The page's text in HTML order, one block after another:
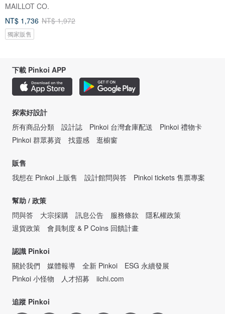
MAILLOT CO.
NT$ 1,736 NT$ 1,972
獨家販售
下載 Pinkoi APP
探索好設計
所有商品分類
設計誌 Pinkoi 台灣倉庫配送
Pinkoi 禮物卡
Pinkoi 群眾募資
找靈感 逛櫥窗
販售
我想在 Pinkoi 上販售
設計館問與答 Pinkoi tickets 售票專案
幫助 / 政策
問與答
大宗採購 訊息公告 服務條款
隱私權政策
退貨政策
會員制度 & P Coins 回饋計畫
認識 Pinkoi
關於我們
媒體報導 全新 Pinkoi
ESG 永續發展
Pinkoi 小怪物
人才招募 iichi.com
追蹤 Pinkoi